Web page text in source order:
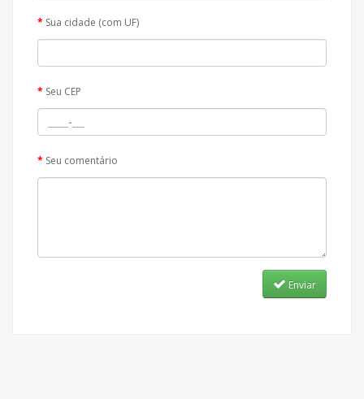
Sua cidade (com UF)
Seu CEP
Seu comentário
Enviar